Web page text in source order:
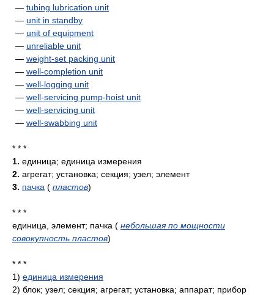
— tubing lubrication unit
— unit in standby
— unit of equipment
— unreliable unit
— weight-set packing unit
— well-completion unit
— well-logging unit
— well-servicing pump-hoist unit
— well-servicing unit
— well-swabbing unit
* * *
1. единица; единица измерения
2. агрегат; установка; секция; узел; элемент
3. пачка ( пластов)
* * *
единица, элемент; пачка ( небольшая по мощности
совокупность пластов)
* * *
1) единица измерения
2) блок; узел; секция; агрегат; установка; аппарат; прибор